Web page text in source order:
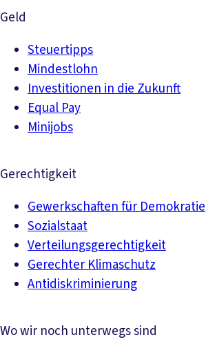
Geld
Steuertipps
Mindestlohn
Investitionen in die Zukunft
Equal Pay
Minijobs
Gerechtigkeit
Gewerkschaften für Demokratie
Sozialstaat
Verteilungsgerechtigkeit
Gerechter Klimaschutz
Antidiskriminierung
Wo wir noch unterwegs sind